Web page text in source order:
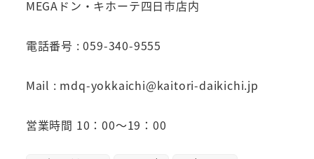
MEGAドン・キホーテ四日市店内
電話番号 : 059-340-9555
Mail : mdq-yokkaichi@kaitori-daikichi.jp
営業時間 10：00～19：00